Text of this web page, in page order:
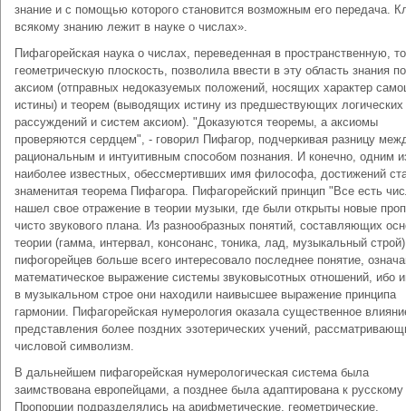
знание и с помощью которого становится возможным его передача.
всякому знанию лежит в науке о числах».
Пифагорейская наука о числах, переведенная в пространственную,
геометрическую плоскость, позволила ввести в эту область знания
аксиом (отправных недоказуемых положений, носящих характер
истины) и теорем (выводящих истину из предшествующих логических
рассуждений и систем аксиом). "Доказуются теоремы, а аксиомы
проверяются сердцем", - говорил Пифагор, подчеркивая разницу
рациональным и интуитивным способом познания. И конечно, одним
наиболее известных, обессмертивших имя философа, достижений
знаменитая теорема Пифагора. Пифагорейский принцип "Все есть
нашел свое отражение в теории музыки, где были открыты новые
чисто звукового плана. Из разнообразных понятий, составляющих
теории (гамма, интервал, консонанс, тоника, лад, музыкальный
пифогорейцев больше всего интересовало последнее понятие,
математическое выражение системы звуковысотных отношений, ибо
в музыкальном строе они находили наивысшее выражение принципа
гармонии. Пифагорейская нумерология оказала существенное
представления более поздних эзотерических учений,
числовой символизм.
В дальнейшем пифагорейская нумерологическая система была
заимствована европейцами, а позднее была адаптирована к русскому
Пропорции подразделялись на арифметические, геометрические,